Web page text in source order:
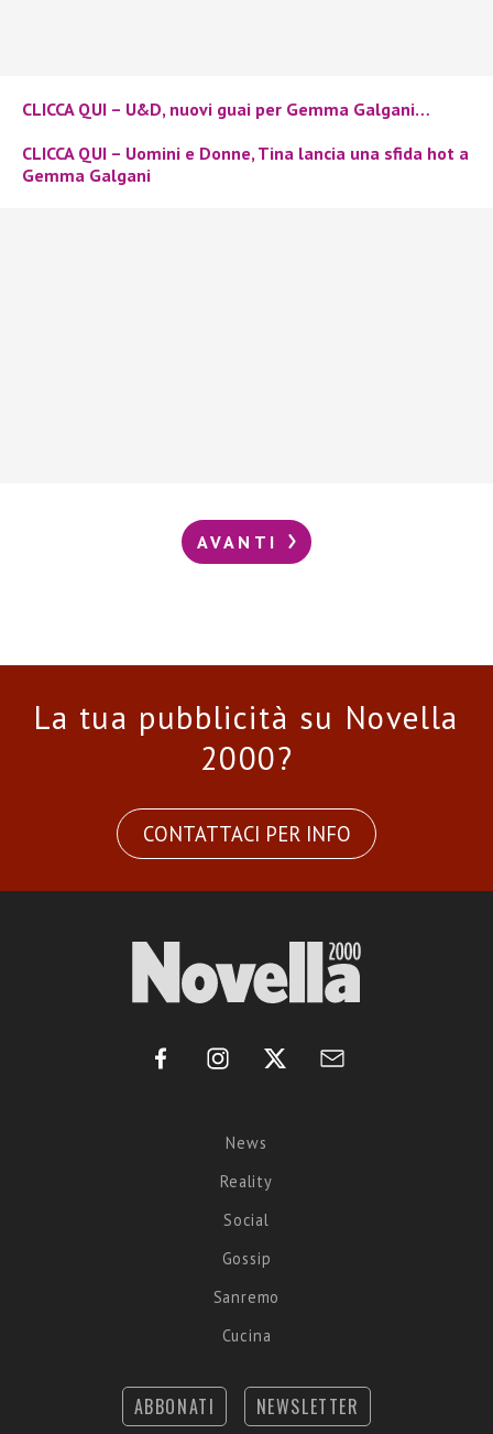
CLICCA QUI – U&D, nuovi guai per Gemma Galgani…
CLICCA QUI – Uomini e Donne, Tina lancia una sfida hot a
Gemma Galgani
AVANTI
La tua pubblicità su Novella
2000?
CONTATTACI PER INFO
News
Reality
Social
Gossip
Sanremo
Cucina
ABBONATI NEWSLETTER